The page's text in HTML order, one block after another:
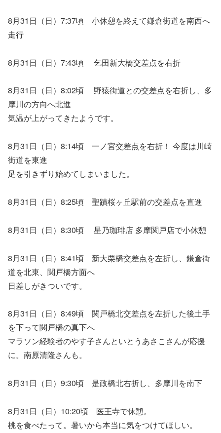
8月31日（日）7:37頃 小休憩を終えて鎌倉街道を南西へ
走行
8月31日（日）7:43頃 乞田新大橋交差点を右折
8月31日（日）8:02頃 野猿街道との交差点を右折し、多
摩川の方向へ北進
気温が上がってきたようです。
8月31日（日）8:14頃 一ノ宮交差点を右折！ 今度は川崎
街道を東進
足を引きずり始めてしまいました。
8月31日（日）8:25頃 聖蹟桜ヶ丘駅前の交差点を直進
8月31日（日）8:30頃 星乃珈琲店 多摩関戸店で小休憩
8月31日（日）8:41頃 新大栗橋交差点を左折し、鎌倉街
道を北東、関戸橋方面へ
日差しがきついです。
8月31日（日）8:49頃 関戸橋北交差点を左折した後土手
を下って関戸橋の真下へ
マラソン経験者のやす子さんといとうあさこさんが応援
に。南原清隆さんも。
8月31日（日）9:30頃 是政橋北右折し、多摩川を南下
8月31日（日）10:20頃 医王寺で休憩。
桃を食べたって。暑いから本当に気をつけてほしい。